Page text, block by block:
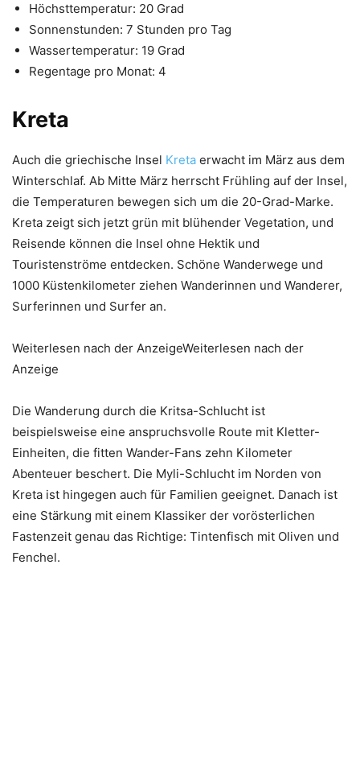
Höchsttemperatur: 20 Grad
Sonnenstunden: 7 Stunden pro Tag
Wassertemperatur: 19 Grad
Regentage pro Monat: 4
Kreta
Auch die griechische Insel Kreta erwacht im März aus dem
Winterschlaf. Ab Mitte März herrscht Frühling auf der Insel,
die Temperaturen bewegen sich um die 20-Grad-Marke.
Kreta zeigt sich jetzt grün mit blühender Vegetation, und
Reisende können die Insel ohne Hektik und
Touristenströme entdecken. Schöne Wanderwege und
1000 Küstenkilometer ziehen Wanderinnen und Wanderer,
Surferinnen und Surfer an.
Weiterlesen nach der AnzeigeWeiterlesen nach der
Anzeige
Die Wanderung durch die Kritsa-Schlucht ist
beispielsweise eine anspruchsvolle Route mit Kletter-
Einheiten, die fitten Wander-Fans zehn Kilometer
Abenteuer beschert. Die Myli-Schlucht im Norden von
Kreta ist hingegen auch für Familien geeignet. Danach ist
eine Stärkung mit einem Klassiker der vorösterlichen
Fastenzeit genau das Richtige: Tintenfisch mit Oliven und
Fenchel.